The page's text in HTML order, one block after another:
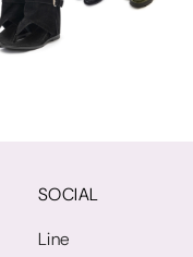
SOCIAL
Line